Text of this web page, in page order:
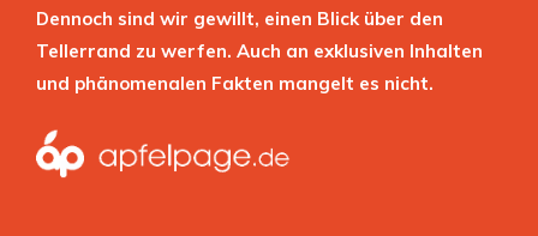
Dennoch sind wir gewillt, einen Blick über den
Tellerrand zu werfen. Auch an exklusiven Inhalten
und phänomenalen Fakten mangelt es nicht.